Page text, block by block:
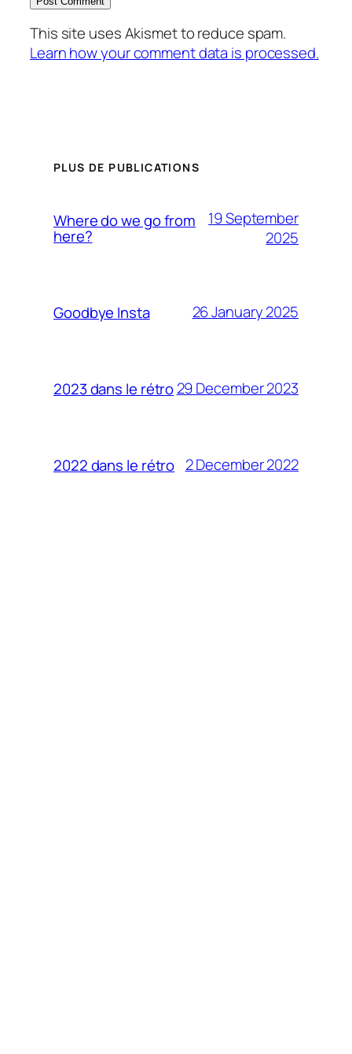
This site uses Akismet to reduce spam.
Learn how your comment data is processed.
PLUS DE PUBLICATIONS
Where do we go from
here?
19 September
2025
Goodbye Insta 26 January 2025
2023 dans le rétro29 December 2023
2022 dans le rétro 2 December 2022